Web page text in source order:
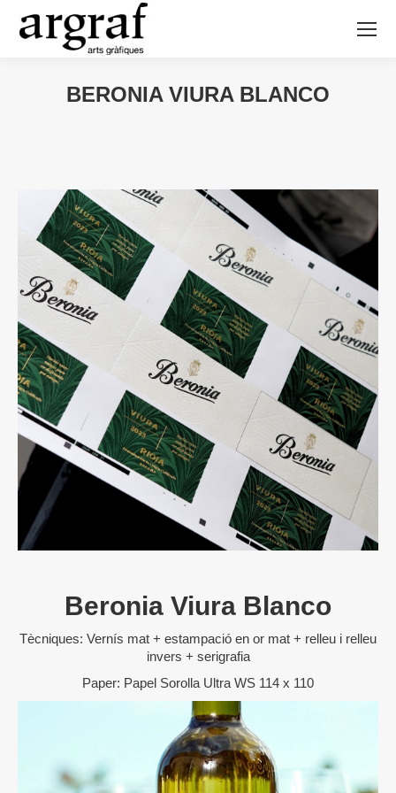
BERONIA VIURA BLANCO
Beronia Viura Blanco
Tècniques: Vernís mat + estampació en or mat + relleu i relleu
invers + serigrafia
Paper: Papel Sorolla Ultra WS 114 x 110